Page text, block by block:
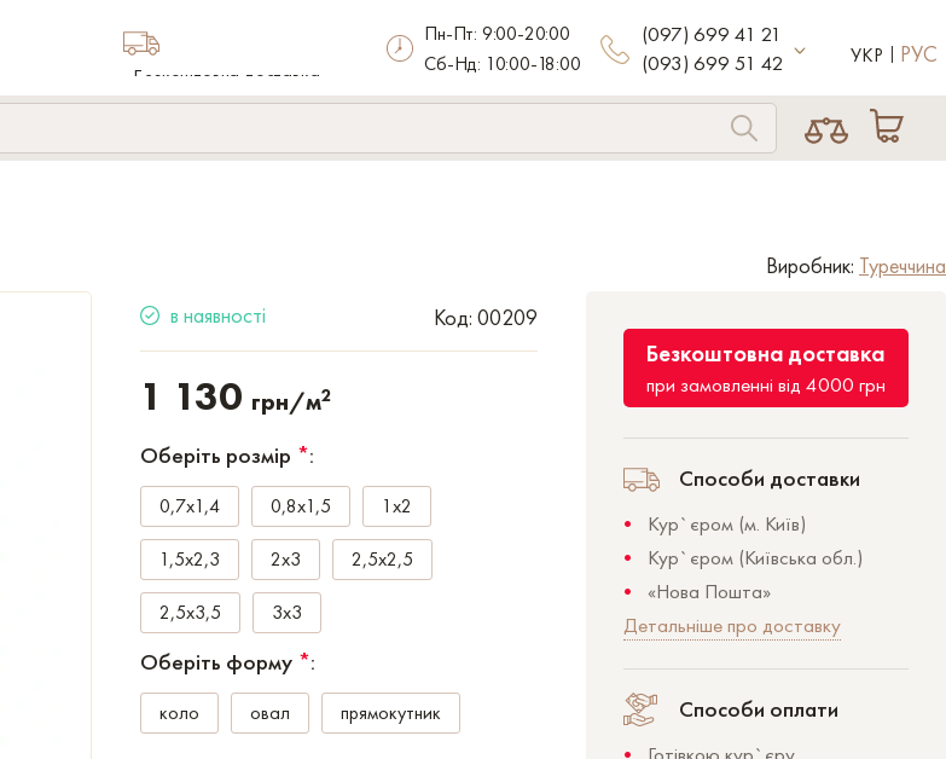
Безкоштовна доставка
по Україні
Пн-Пт: 9:00-20:00
Сб-Нд: 10:00-18:00
(097) 699 41 21
(093) 699 51 42
УКР РУС
Виробник: Туреччина
в наявності
Код: 00209
1 130 грн/м2
Оберіть розмір *:
0,7x1,4 0,8x1,5 1x2
1,5x2,3 2x3 2,5x2,5
2,5x3,5 3x3
Оберіть форму *:
коло овал прямокутник
Безкоштовна доставка
при замовленні від 4000 грн
Способи доставки
Кур`єром (м. Київ)
Кур`єром (Київська обл.)
«Нова Пошта»
Детальніше про доставку
Способи оплати